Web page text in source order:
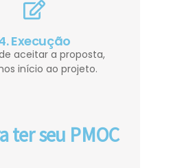
Execução
aceitar a proposta,
início ao projeto.
ter seu PMOC